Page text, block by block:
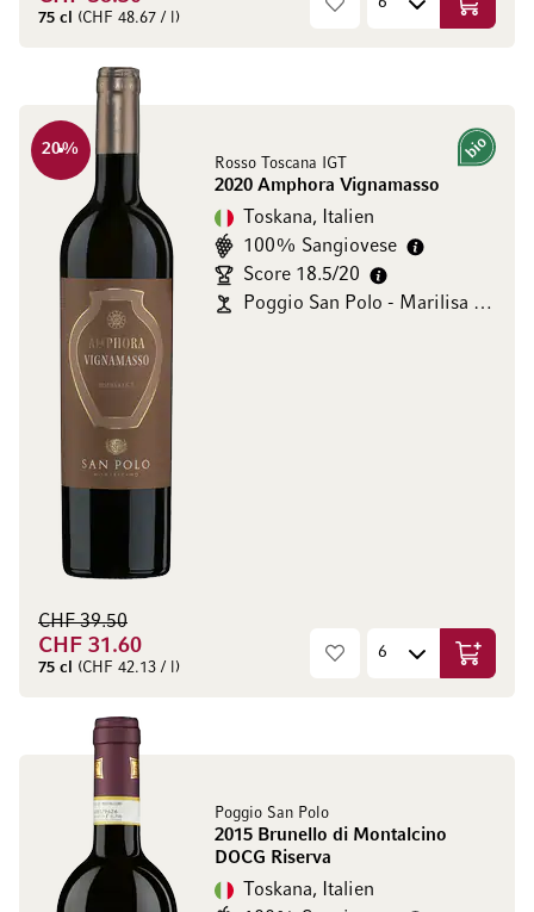
75 cl (CHF 48.67 / l) In den
Rosso Toscana IGT
2020 Amphora Vignamasso
20% Bio
Toskana, Italien
100% Sangiovese
Score 18.5/20
Poggio San Polo - Marilisa Allegrini
CHF 31.60
CHF 39.50
75 cl (CHF 42.13 / l) In den
Poggio San Polo
2015 Brunello di Montalcino
DOCG Riserva
Toskana, Italien